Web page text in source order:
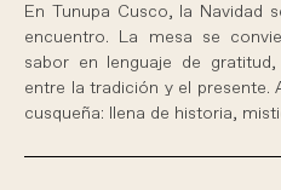
En Tunupa Cusco, la Navidad
encuentro. La mesa se
sabor en lenguaje de
entre la tradición y el presente.
cusqueña: llena de historia,